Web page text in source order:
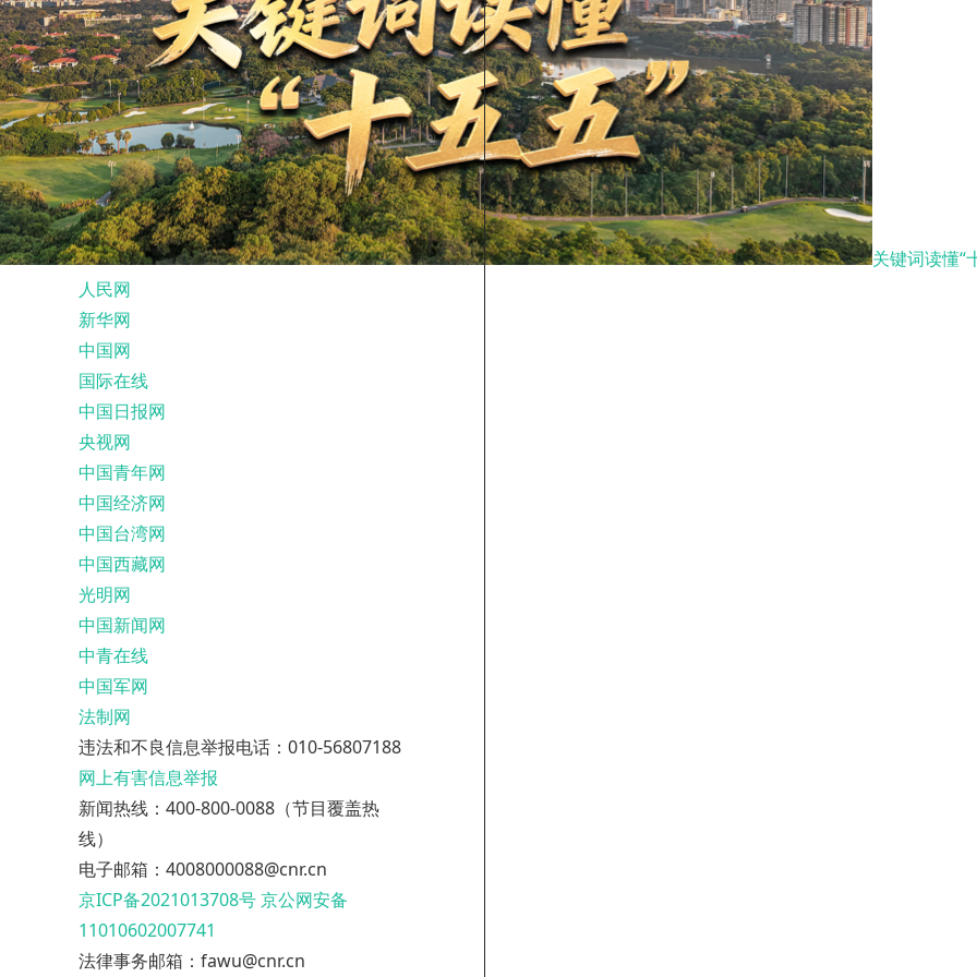
关键词读懂“
人民网
新华网
中国网
国际在线
中国日报网
央视网
中国青年网
中国经济网
中国台湾网
中国西藏网
光明网
中国新闻网
中青在线
中国军网
法制网
违法和不良信息举报电话：010-56807188
网上有害信息举报
新闻热线：400-800-0088（节目覆盖热
线）
电子邮箱：4008000088@cnr.cn
京ICP备2021013708号京公网安备
11010602007741
法律事务邮箱：fawu@cnr.cn